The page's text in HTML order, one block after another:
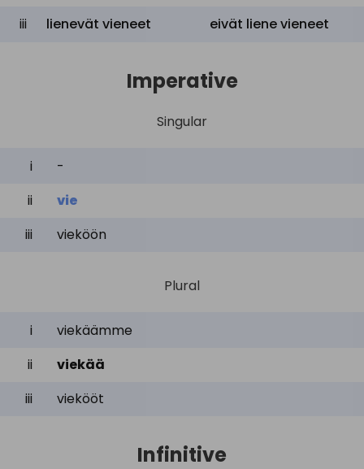
iii lienevät vieneet eivät liene vieneet
Imperative
Singular
i
-
ii
vie
iii
vieköön
Plural
i
viekäämme
ii
viekää
iii
viekööt
Infinitive